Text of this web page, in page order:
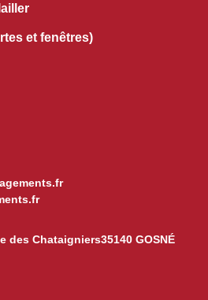
et fenêtres)
des Chataigniers35140 GOSNÉ